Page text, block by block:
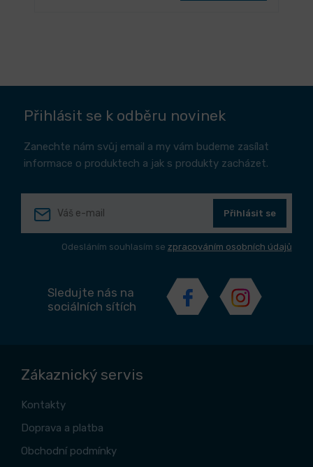
Přihlásit se k odběru novinek
Zanechte nám svůj email a my vám budeme zasílat
informace o produktech a jak s produkty zacházet.
Přihlásit se
Odesláním souhlasím se zpracováním osobních údajů
Sledujte nás na
sociálních sítích
Zákaznický servis
Kontakty
Doprava a platba
Obchodní podmínky